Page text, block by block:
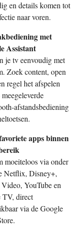
en details komen tot
naar voren.
met
Assistant
je tv eenvoudig met
Zoek content, open
regel het afspelen
afstandsbediening
apps binnen
moeiteloos via onder
Netflix, Disney+,
YouTube en
TV, direct
via de Google